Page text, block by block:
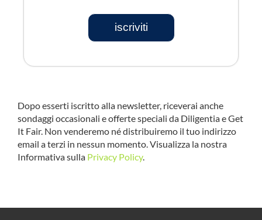
iscriviti
Dopo esserti iscritto alla newsletter, riceverai anche
sondaggi occasionali e offerte speciali da Diligentia e Get
It Fair. Non venderemo né distribuiremo il tuo indirizzo
email a terzi in nessun momento. Visualizza la nostra
Informativa sulla Privacy Policy.